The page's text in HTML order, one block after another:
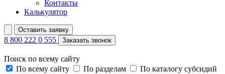
Контакты
Калькулятор
Оставить заявку
8 800 222 0 555 Заказать звонок
Поиск по всему сайту
По всему сайту
По разделам
По каталогу субсидий